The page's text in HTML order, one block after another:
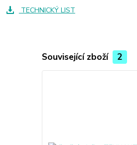
TECHNICKÝ LIST
Související zboží 2